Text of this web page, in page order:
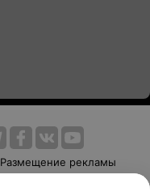
Размещение рекламы